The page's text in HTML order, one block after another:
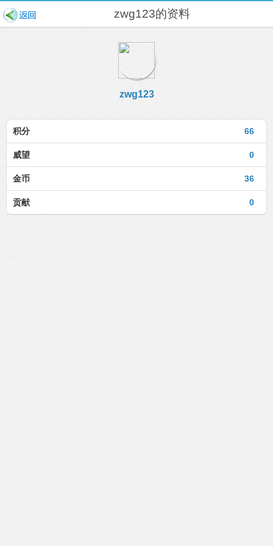
zwg123的资料
zwg123
66
积分
0
威望
36
金币
0
贡献